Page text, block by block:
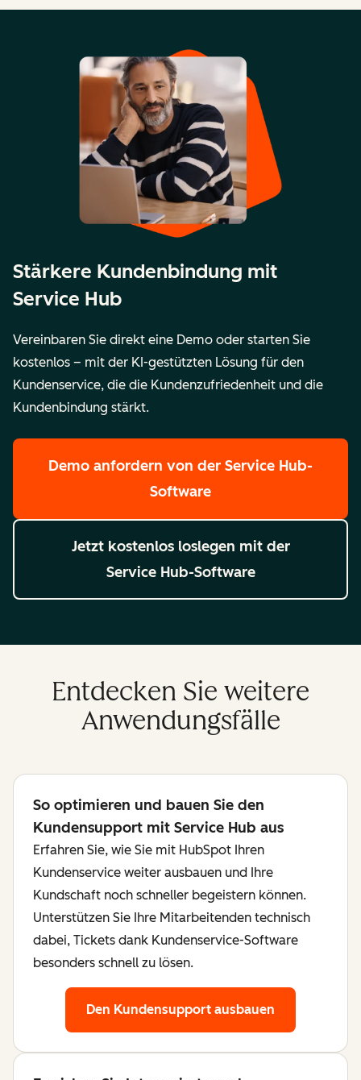
Stärkere Kundenbindung mit
Service Hub
Vereinbaren Sie direkt eine Demo oder starten Sie
kostenlos – mit der KI-gestützten Lösung für den
Kundenservice, die die Kundenzufriedenheit und die
Kundenbindung stärkt.
Demo anfordern von der Service Hub-
Software
Jetzt kostenlos loslegen mit der
Service Hub-Software
Entdecken Sie weitere
Anwendungsfälle
So optimieren und bauen Sie den
Kundensupport mit Service Hub aus
Erfahren Sie, wie Sie mit HubSpot Ihren
Kundenservice weiter ausbauen und Ihre
Kundschaft noch schneller begeistern können.
Unterstützen Sie Ihre Mitarbeitenden technisch
dabei, Tickets dank Kundenservice-Software
besonders schnell zu lösen.
Den Kundensupport ausbauen